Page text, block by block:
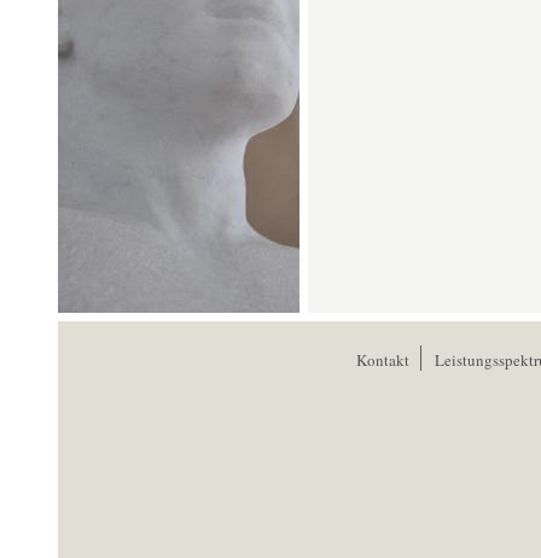
Kontakt